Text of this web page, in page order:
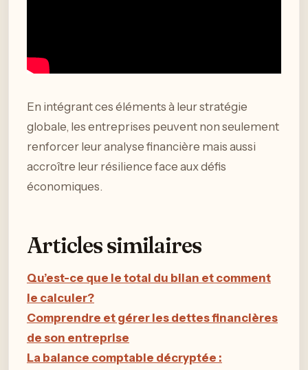
En intégrant ces éléments à leur stratégie
globale, les entreprises peuvent non seulement
renforcer leur analyse financière mais aussi
accroître leur résilience face aux défis
économiques.
Articles similaires
Qu’est-ce que le total du bilan et comment
le calculer?
Comprendre et gérer les dettes financières
de son entreprise
La balance comptable décryptée :